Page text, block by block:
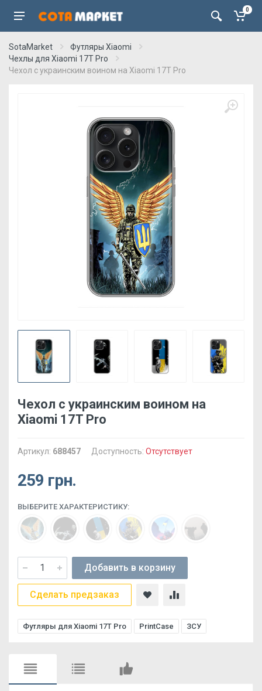
0
SotaMarket
Футляры Xiaomi
Чехлы для Xiaomi 17T Pro
Чехол с украинским воином на Xiaomi 17T Pro
Чехол с украинским воином на
Xiaomi 17T Pro
Артикул: 688457 Доступность: Отсутствует
259 грн.
ВЫБЕРИТЕ ХАРАКТЕРИСТИКУ:
Добавить в корзину
Сделать предзаказ
Футляры для Xiaomi 17T Pro PrintCase ЗСУ